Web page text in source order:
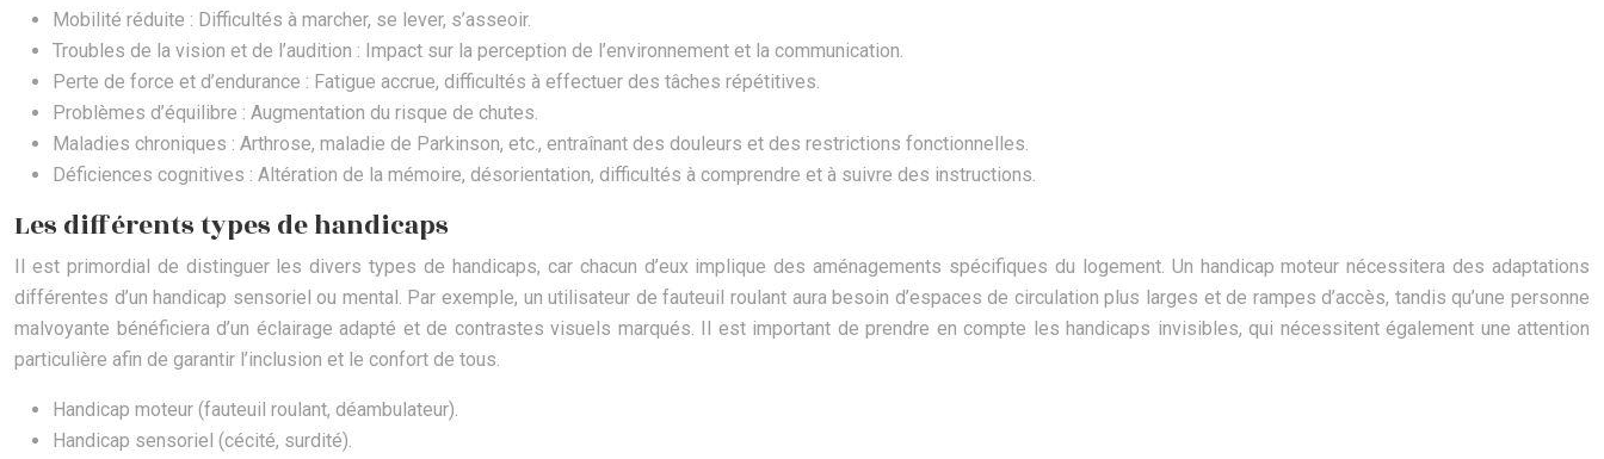
Mobilité réduite : Difficultés à marcher, se lever, s’asseoir.
Troubles de la vision et de l’audition : Impact sur la perception de l’environnement et la communication.
Perte de force et d’endurance : Fatigue accrue, difficultés à effectuer des tâches répétitives.
Problèmes d’équilibre : Augmentation du risque de chutes.
Maladies chroniques : Arthrose, maladie de Parkinson, etc., entraînant des douleurs et des restrictions fonctionnelles.
Déficiences cognitives : Altération de la mémoire, désorientation, difficultés à comprendre et à suivre des instructions.
Les différents types de handicaps
Il est primordial de distinguer les divers types de handicaps, car chacun d’eux implique des aménagements spécifiques du logement. Un handicap moteur nécessitera des adaptations
différentes d’un handicap sensoriel ou mental. Par exemple, un utilisateur de fauteuil roulant aura besoin d’espaces de circulation plus larges et de rampes d’accès, tandis qu’une personne
malvoyante bénéficiera d’un éclairage adapté et de contrastes visuels marqués. Il est important de prendre en compte les handicaps invisibles, qui nécessitent également une attention
particulière afin de garantir l’inclusion et le confort de tous.
Handicap moteur (fauteuil roulant, déambulateur).
Handicap sensoriel (cécité, surdité).